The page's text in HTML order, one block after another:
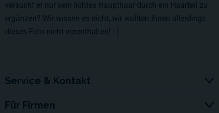
versucht er nur sein lichtes Haupthaar durch ein Haarteil zu
ergänzen? Wir wissen es nicht, wir wollten Ihnen allerdings
dieses Foto nicht vorenthalten! :-)
Service & Kontakt
Für Firmen